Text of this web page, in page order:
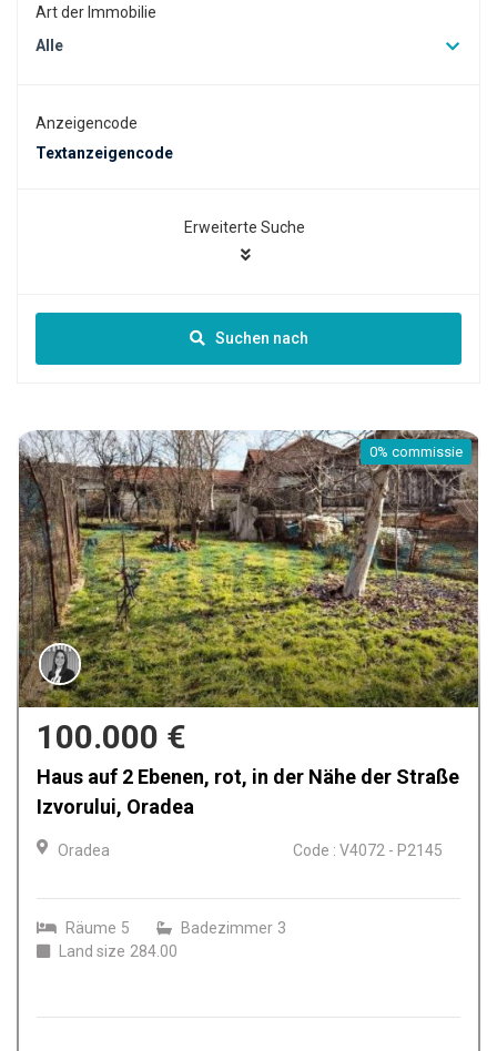
Art der Immobilie
Alle
Anzeigencode
Erweiterte Suche
Suchen nach
0%
97.000 €
Renovierte Villa mit genehmigtem
Renovierungsprojekt, Calea Clujului Oradea
Oradea Code : V4131 - P2138
Räume 3 Badezimmer
Land size 296.00